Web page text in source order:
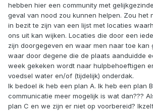
hebben hier een community met
geval van nood zou kunnen helpen. Zou het
in bezit te zijn van een lijst met locaties
ons uit kan wijken. Locaties die door een
zijn doorgegeven en waar men naar toe kan
waar door degene die de plaats aanduidde
week gekeken wordt naar hulpbehoeftigen
voedsel water en/of (tijdelijk) onderdak.
Ik bedoel ik heb een plan A. Ik heb een plan
communicatie meer mogelijk is wat dan???
plan C en we zijn er niet op voorbereid?